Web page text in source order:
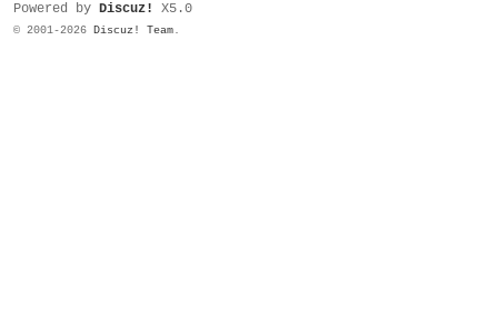
Powered by Discuz! X5.0
© 2001-2026 Discuz! Team.